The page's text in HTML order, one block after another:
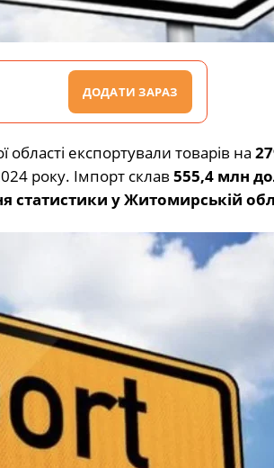
ДОДАТИ ЗАРАЗ
області експортували товарів на
року. Імпорт склав 555,4 млн
статистики у Житомирській